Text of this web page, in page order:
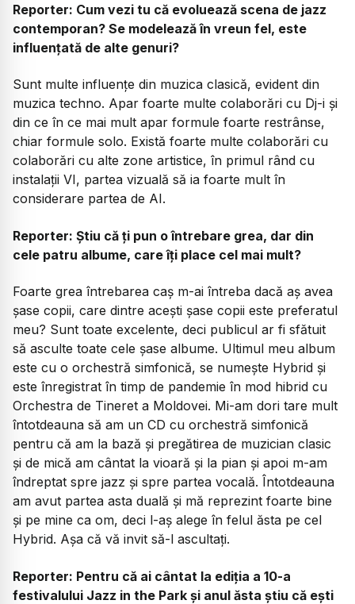
Reporter: Cum vezi tu că evoluează scena de jazz
contemporan? Se modelează în vreun fel, este
influențată de alte genuri?
Sunt multe influențe din muzica clasică, evident din
muzica techno. Apar foarte multe colaborări cu Dj-i și
din ce în ce mai mult apar formule foarte restrânse,
chiar formule solo. Există foarte multe colaborări cu
colaborări cu alte zone artistice, în primul rând cu
instalații VI, partea vizuală să ia foarte mult în
considerare partea de AI.
Reporter: Știu că ți pun o întrebare grea, dar din
cele patru albume, care îți place cel mai mult?
Foarte grea întrebarea caș m-ai întreba dacă aș avea
șase copii, care dintre acești șase copii este preferatul
meu? Sunt toate excelente, deci publicul ar fi sfătuit
să asculte toate cele șase albume. Ultimul meu album
este cu o orchestră simfonică, se numește Hybrid și
este înregistrat în timp de pandemie în mod hibrid cu
Orchestra de Tineret a Moldovei. Mi-am dori tare mult
întotdeauna să am un CD cu orchestră simfonică
pentru că am la bază și pregătirea de muzician clasic
și de mică am cântat la vioară și la pian și apoi m-am
îndreptat spre jazz și spre partea vocală. Întotdeauna
am avut partea asta duală și mă reprezint foarte bine
și pe mine ca om, deci l-aș alege în felul ăsta pe cel
Hybrid. Așa că vă invit să-l ascultați.
Reporter: Pentru că ai cântat la ediția a 10-a
festivalului Jazz in the Park și anul ăsta știu că ești